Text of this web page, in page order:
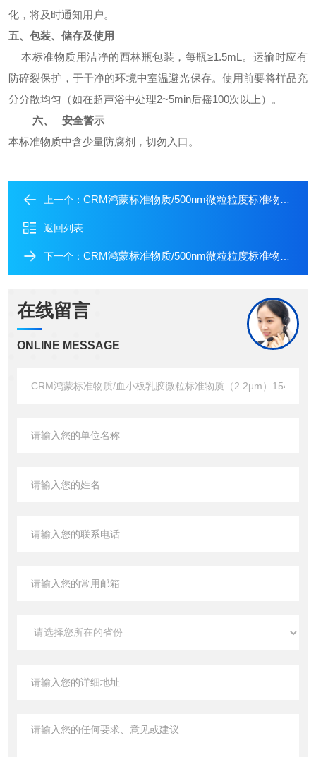
化，将及时通知用户。
五、包装、储存及使用
本标准物质用洁净的西林瓶包装，每瓶≥1.5mL 。运输时应有
防碎裂保护，于干净的环境中室温避光保存。使用前要将样品充
分分散均匀 （如在超声浴中处理2~5min后摇100次以上）
。
六、
安全警示
本标准物质中含少量防腐剂，切勿入口。
上一个： CRM鸿蒙标准物质/500nm微粒粒度标准物质GBW12031.-固含量1%-10mL
返回列表
下一个： CRM鸿蒙标准物质/500nm微粒粒度标准物质GBW12031-固含量0.3%-10mL
在线留言
ONLINE MESSAGE